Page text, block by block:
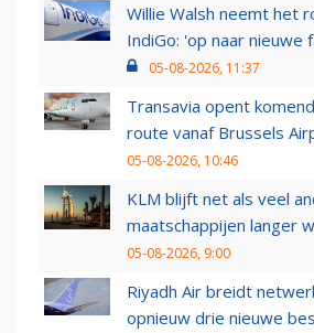
Willie Walsh neemt het
IndiGo: 'op naar nieuwe
05-08-2026, 11:37
Transavia opent
route vanaf Brussels
05-08-2026, 10:46
KLM blijft net als veel
maatschappijen langer
05-08-2026, 9:00
Riyadh Air breidt
opnieuw drie nieuwe